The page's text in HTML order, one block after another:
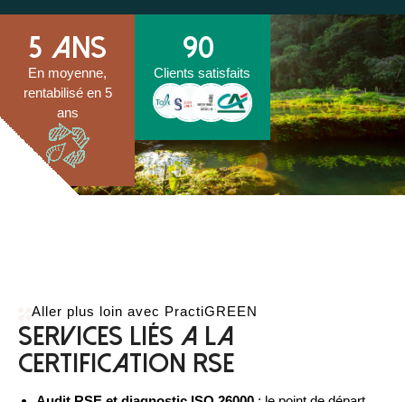
5 ans
En moyenne,
rentabilisé en 5
ans
90
Clients satisfaits
Aller plus loin avec PractiGREEN
Services liés a la
certification RSE